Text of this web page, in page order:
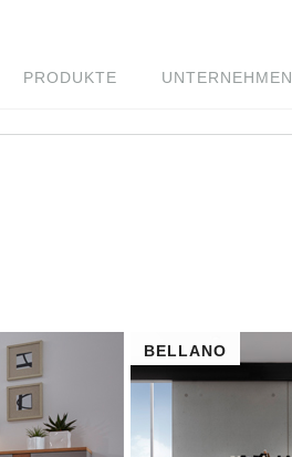
PRODUKTE UNTERNEHMEN
BELLANO